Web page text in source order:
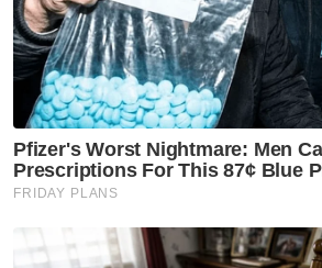
“Sebelum ini, nak menabur